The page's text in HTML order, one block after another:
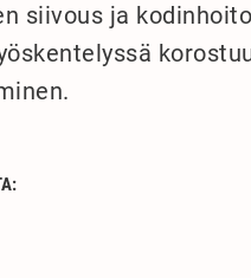
siivous ja